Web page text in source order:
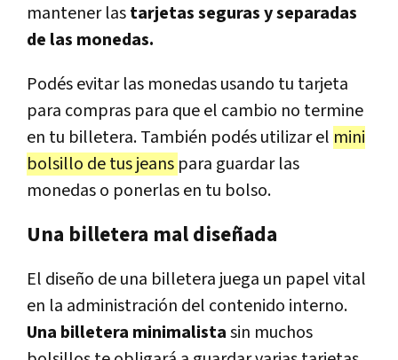
mantener lastarjetas seguras y separadas
de las monedas.
Podés evitar las monedas usando tu tarjeta
para compras para que el cambio no termine
en tu billetera. También podés utilizar el mini
bolsillo de tus jeans para guardar las
monedas o ponerlas en tu bolso.
Una billetera mal diseñada
El diseño de una billetera juega un papel vital
en la administración del contenido interno.
Una billetera minimalistasin muchos